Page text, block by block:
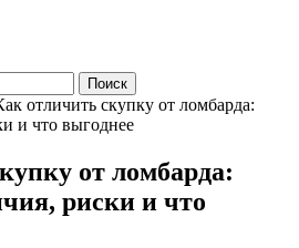
отличить скупку от ломбарда:
и что выгоднее
от ломбарда:
риски и что